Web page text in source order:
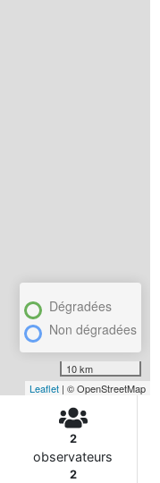
Dégradées
Non dégradées
10 km
Leaflet | © OpenStreetMap
2
observateurs
2